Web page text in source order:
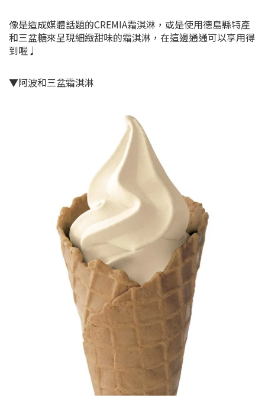
像是造成媒體話題的CREMIA霜淇淋，或是使用德島縣特產
和三盆糖來呈現細緻甜味的霜淇淋，在這邊通通可以享用得
到喔♩
▼阿波和三盆霜淇淋